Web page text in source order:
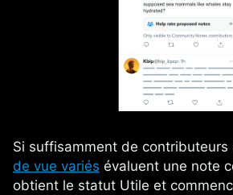
Si suffisamment de contributeurs
de vue variés évaluent une note
obtient le statut Utile et